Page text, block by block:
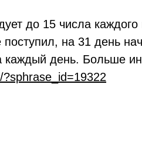
до 15 числа
на 31 день
каждый день. Больше